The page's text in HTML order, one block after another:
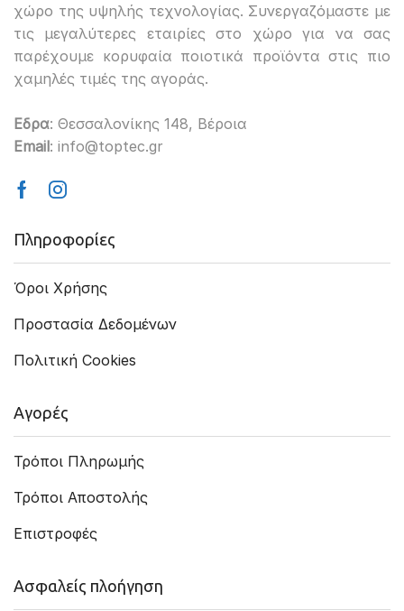
χώρο της υψηλής τεχνολογίας. Συνεργαζόμαστε με
τις μεγαλύτερες εταιρίες στο χώρο για να σας
παρέχουμε κορυφαία ποιοτικά προϊόντα στις πιο
χαμηλές τιμές της αγοράς.
Εδρα: Θεσσαλονίκης 148, Βέροια
Email: info@toptec.gr
FacebookInstagram
Πληροφορίες
Όροι Χρήσης
Προστασία Δεδομένων
Πολιτική Cookies
Αγορές
Τρόποι Πληρωμής
Τρόποι Αποστολής
Επιστροφές
Ασφαλείς πλοήγηση